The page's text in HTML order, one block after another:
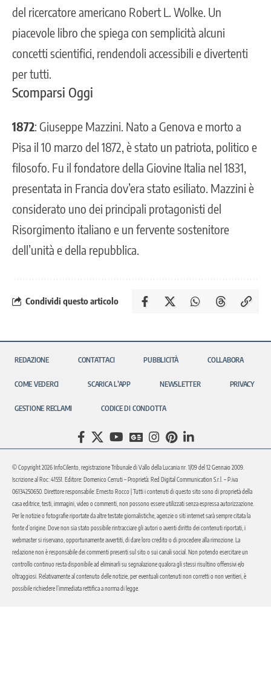
del ricercatore americano Robert L. Wolke. Un
piacevole libro che spiega con semplicità alcuni
concetti scientifici, rendendoli accessibili e divertenti
per tutti.
Scomparsi Oggi
1872: Giuseppe Mazzini. Nato a Genova e morto a
Pisa il 10 marzo del 1872, è stato un patriota, politico e
filosofo. Fu il fondatore della Giovine Italia nel 1831,
presentata in Francia dov’era stato esiliato. Mazzini è
considerato uno dei principali protagonisti del
Risorgimento italiano e un fervente sostenitore
dell’unità e della repubblica.
Condividi questo articolo
REDAZIONE CONTATTACI PUBBLICITÀ COLLABORA
COME VEDERCI SCARICA L’APP NEWSLETTER PRIVACY
GESTIONE RECLAMI CODICE DI CONDOTTA
© Copyright 2026 InfoCilento, registrazione Tribunale di Vallo della Lucania nr. 1/09 del 12 Gennaio 2009.
Iscrizione al Roc: 41551. Editore: Domenico Cerruti – Proprietà: Red Digital Communication S.r.l. – P.iva
06134250650. Direttore responsabile: Ernesto Rocco | Tutti i contenuti di questo sito sono di proprietà della
casa editrice, testi, immagini, video o commenti, non possono essere utilizzati senza espressa autorizzazione.
Per le notizie o fotografie riportate da altre testate giornalistiche, agenzie o siti internet sarà sempre citata la
fonte d’origine. Dove non sia stato possibile rintracciare gli autori o aventi diritto dei contenuti riportati, i
webmaster si riservano, opportunamente avvertiti, di dare loro credito o di procedere alla rimozione. La
redazione non è responsabile dei commenti presenti sul sito o sui canali social. Non potendo esercitare un
controllo continuo resta disponibile ad eliminarli su segnalazione qualora gli stessi risultino offensivi e/o
oltraggiosi. Relativamente al contenuto delle notizie, per eventuali contenuti non corretti o non veritieri, è
possibile richiedere l’immediata rettifica a norma di legge.